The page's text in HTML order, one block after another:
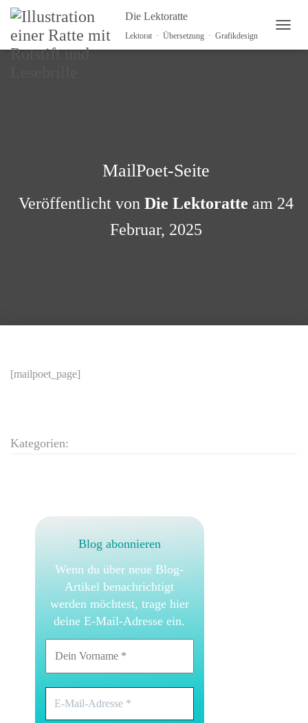
Die Lektoratte
Lektorat · Übersetzung · Grafikdesign
MailPoet-Seite
Veröffentlicht von Die Lektoratte am 24
Februar, 2025
[mailpoet_page]
Kategorien:
Blog abonnieren
Wenn du über neue Blog-
Artikel benachrichtigt
werden möchtest, trage hier
deine E-Mail-Adresse ein.